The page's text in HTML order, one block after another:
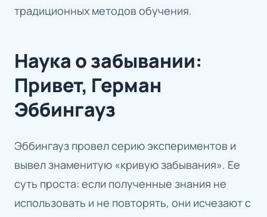
традиционных методов обучения.
Наука о забывании:
Привет, Герман
Эббингауз
Эббингауз провел серию экспериментов и
вывел знаменитую «кривую забывания». Ее
суть проста: если полученные знания не
использовать и не повторять, они исчезают с